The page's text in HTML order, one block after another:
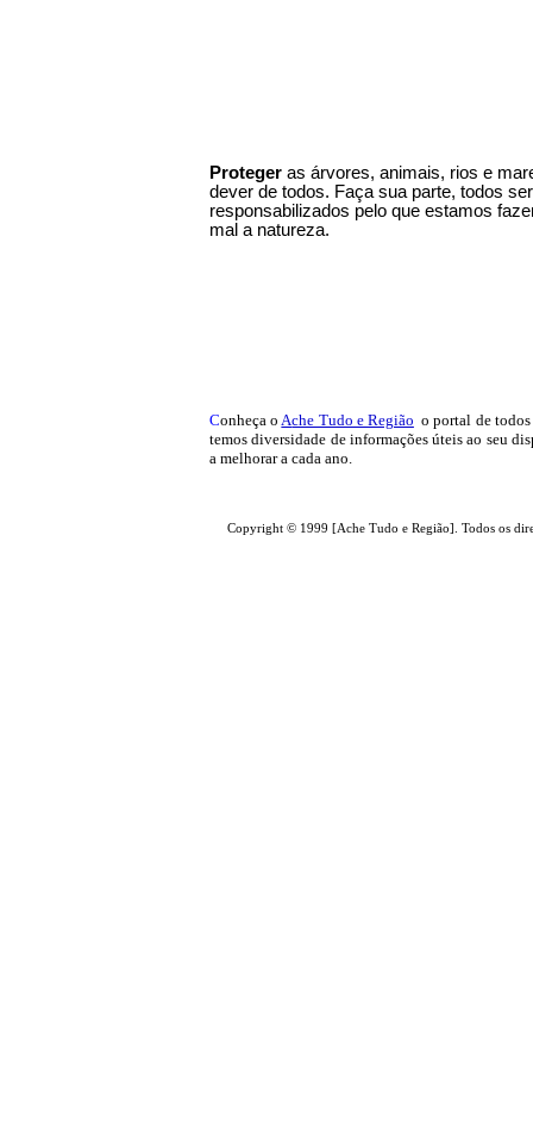
Proteger as árvores, animais, rios e
dever de todos. Faça sua parte, todos
responsabilizados pelo que estamos
mal a natureza.
Conheça o Ache Tudo e Região o portal de
temosdiversidade de informações úteis ao seu
a melhorar a cada ano.
Copyright © 1999 [Ache Tudo e Região]. Todos os